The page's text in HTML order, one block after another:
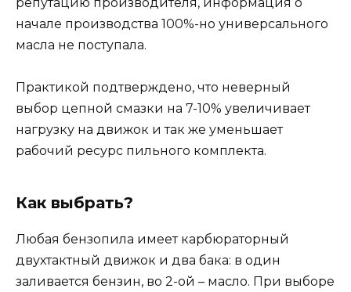
начале производства 100%-но универсального
масла не поступала.
Практикой подтверждено, что неверный
выбор цепной смазки на 7-10% увеличивает
нагрузку на движок и так же уменьшает
рабочий ресурс пильного комплекта.
Как выбрать?
Любая бензопила имеет карбюраторный
двухтактный движок и два бака: в один
заливается бензин, во 2-ой – масло. При выборе